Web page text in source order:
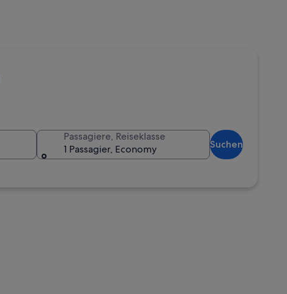
Passagiere, Reiseklasse
1 Passagier, Economy
Suchen